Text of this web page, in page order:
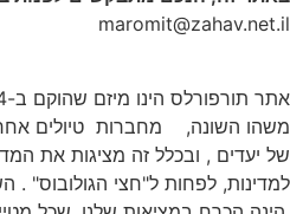
maromit@zahav.net.il
משהו השונה, מחברות טיולים
של יעדים , ובכלל זה מציגות את
למדינות, לפחות ל"חצי הגולובוס" .